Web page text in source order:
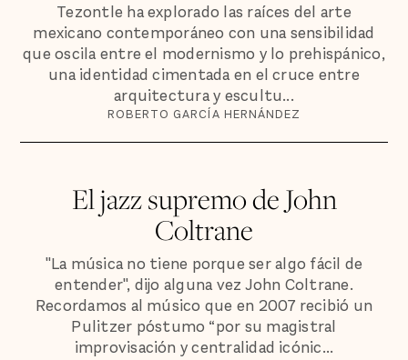
Tezontle ha explorado las raíces del arte
mexicano contemporáneo con una sensibilidad
que oscila entre el modernismo y lo prehispánico,
una identidad cimentada en el cruce entre
arquitectura y escultu...
ROBERTO GARCÍA HERNÁNDEZ
El jazz supremo de John
Coltrane
"La música no tiene porque ser algo fácil de
entender", dijo alguna vez John Coltrane.
Recordamos al músico que en 2007 recibió un
Pulitzer póstumo “por su magistral
improvisación y centralidad icónic...